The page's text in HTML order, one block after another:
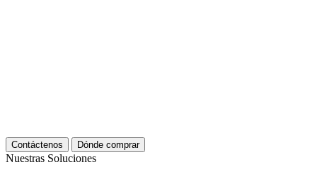
Contáctenos Dónde comprar
Nuestras Soluciones